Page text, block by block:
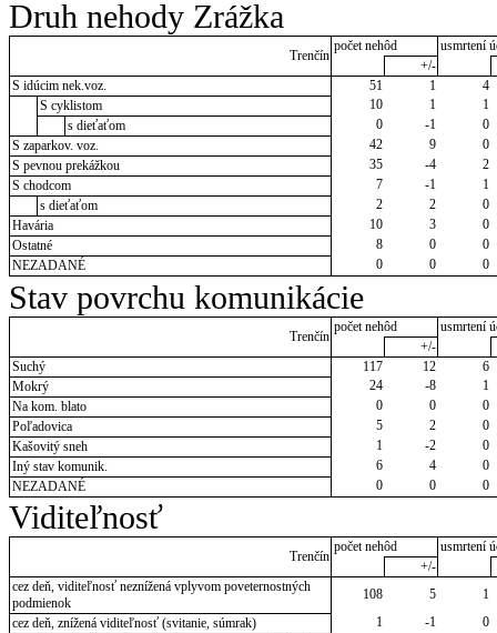
Druh nehody Zrážka
Trenčín
počet nehôd
usmrtení
+/-
S idúcim nek.voz.
51 1
4
S cyklistom
10 1
1
s dieťaťom
0 -1
0
S zaparkov. voz.
42 9
0
S pevnou prekážkou
35 -4
2
S chodcom
7 -1
1
s dieťaťom
2 2
0
Havária
10 3
0
Ostatné
8 0
0
NEZADANÉ
0 0 0
Stav povrchu komunikácie
Trenčín
počet nehôd
usmrtení
+/-
Suchý
117 12
6
Mokrý
24 -8
1
Na kom. blato
0 0
0
Poľadovica
5 2
0
Kašovitý sneh
1 -2
0
Iný stav komunik.
6 4
0
NEZADANÉ
0 0 0
Viditeľnosť
Trenčín
počet nehôd
usmrtení
+/-
cez deň, viditeľnosť neznížená vplyvom poveternostných
podmienok
108 5
1
cez deň, znížená viditeľnosť (svitanie, súmrak)
1 -1
0